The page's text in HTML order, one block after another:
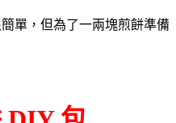
單，但為了一兩塊煎餅準備